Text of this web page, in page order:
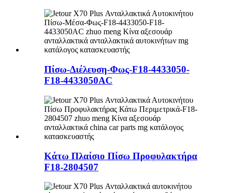
Πίσω-Διέλευση-Φως-F18-4433050-
F18-4433050AC
Κάτω Πλαίσιο Πίσω Προφυλακτήρα
F18-2804507